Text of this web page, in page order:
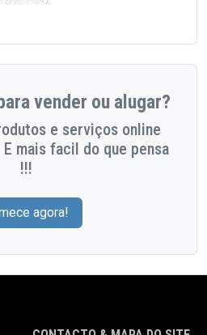
vender ou alugar?
e serviços online
mais facil do que pensa
!!!
agora!